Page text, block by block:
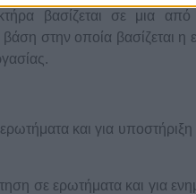
βασίζεται σε μια από
στην οποία βασίζεται η
και για υποστήριξη
σε ερωτήματα και για